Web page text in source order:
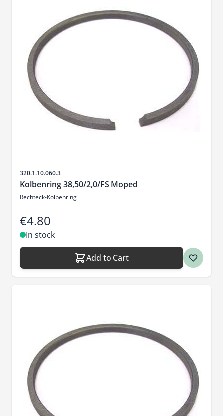
Sku
320.1.10.060.3
Kolbenring 38,50/2,0/FS Moped
Rechteck-Kolbenring
€4.80
In stock
Add to Cart